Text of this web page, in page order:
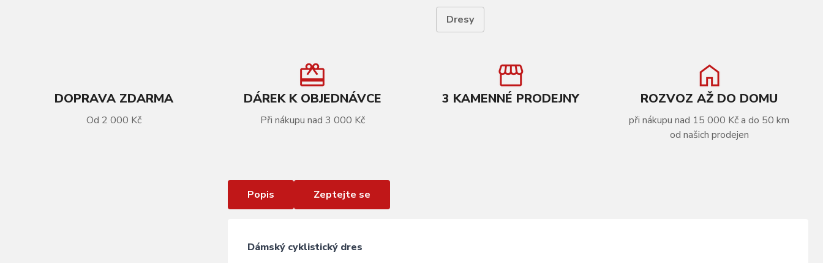
Dresy
DOPRAVA ZDARMA
Od 2 000 Kč
DÁREK K OBJEDNÁVCE
Při nákupu nad 3 000 Kč
3 KAMENNÉ PRODEJNY ROZVOZ AŽ DO DOMU
při nákupu nad 15 000 Kč a do 50 km
od našich prodejen
VÍCE INFORMACÍ
Popis Zeptejte se
Dámský cyklistický dres